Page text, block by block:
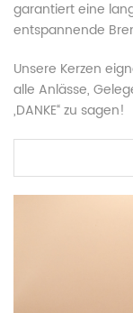
garantiert eine
entspannende
Unsere Kerzen
alle Anlässe,
„DANKE“ zu sagen!